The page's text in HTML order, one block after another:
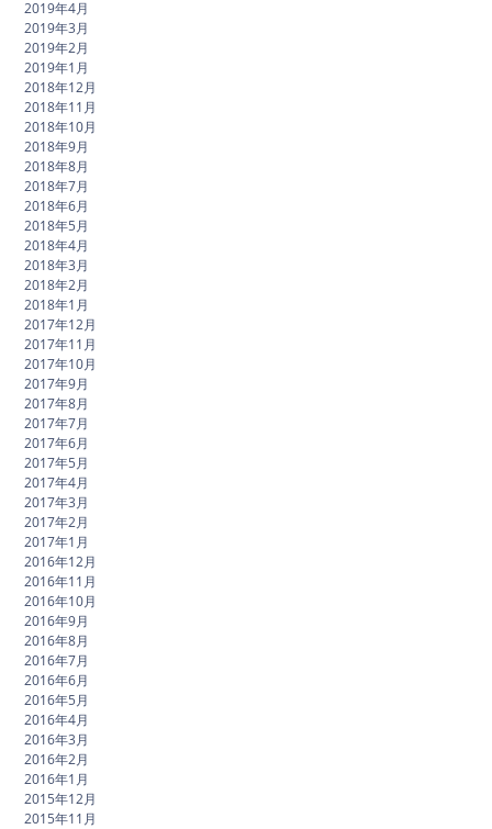
2019年4月
2019年3月
2019年2月
2019年1月
2018年12月
2018年11月
2018年10月
2018年9月
2018年8月
2018年7月
2018年6月
2018年5月
2018年4月
2018年3月
2018年2月
2018年1月
2017年12月
2017年11月
2017年10月
2017年9月
2017年8月
2017年7月
2017年6月
2017年5月
2017年4月
2017年3月
2017年2月
2017年1月
2016年12月
2016年11月
2016年10月
2016年9月
2016年8月
2016年7月
2016年6月
2016年5月
2016年4月
2016年3月
2016年2月
2016年1月
2015年12月
2015年11月